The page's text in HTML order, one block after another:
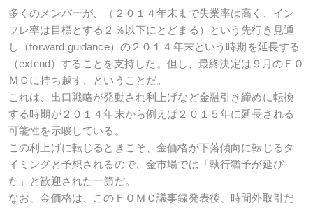
多くのメンバーが、（２０１４年末まで失業率は高く、イン
フレ率は目標とする２％以下にとどまる）という先行き見通
し（forward guidance）の２０１４年末という時期を延長する
（extend）することを支持した。但し、最終決定は９月のＦＯ
ＭＣに持ち越す、ということだ。
これは、出口戦略が発動され利上げなど金融引き締めに転換
する時期が２０１４年末から例えば２０１５年に延長される
可能性を示唆している。
この利上げに転じるときこそ、金価格が下落傾向に転じるタ
イミングと予想されるので、金市場では「執行猶予が延び
た」と歓迎された一節だ。
なお、金価格は、このＦＯＭＣ議事録発表後、時間外取引だ